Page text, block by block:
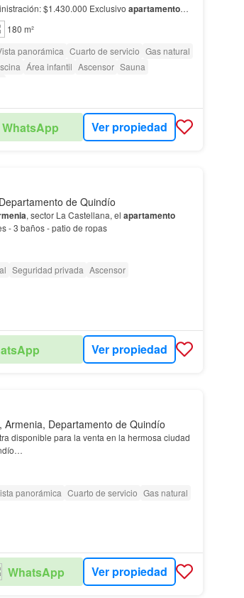
Precio de venta: $1.190.000.000 💵 Administración: $1.430.000 Exclusivo apartamento
más prestigiosos y exclusiv…
180 m²
panorámica Cuarto de servicio Gas natural
Área infantil Ascensor Sauna
WhatsApp Ver propiedad
de Quindío
, sector La Castellana, el apartamento
consta de: - sala comedor - 4 habitaciones - 3 baños - patio de ropas
Seguridad privada Ascensor
Ver propiedad
Armenia, Departamento de Quindío
disponible para la venta en la hermosa ciudad
panorámica Cuarto de servicio Gas natural
WhatsApp Ver propiedad